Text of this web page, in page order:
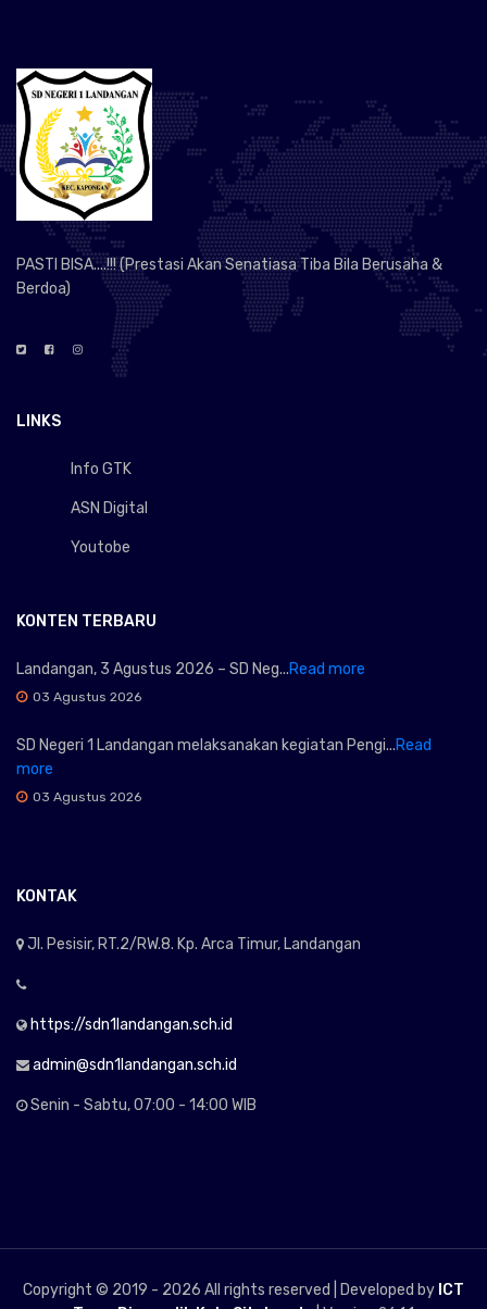
PASTI BISA....!!! (Prestasi Akan Senatiasa Tiba Bila Berusaha &
Berdoa)
LINKS
Info GTK
ASN Digital
Youtobe
KONTEN TERBARU
Landangan, 3 Agustus 2026 – SD Neg...Read more
03 Agustus 2026
SD Negeri 1 Landangan melaksanakan kegiatan Pengi...Read
more
03 Agustus 2026
KONTAK
Jl. Pesisir, RT.2/RW.8. Kp. Arca Timur, Landangan
https://sdn1landangan.sch.id
admin@sdn1landangan.sch.id
Senin - Sabtu, 07:00 - 14:00 WIB
Copyright © 2019 - 2026 All rights reserved | Developed by ICT